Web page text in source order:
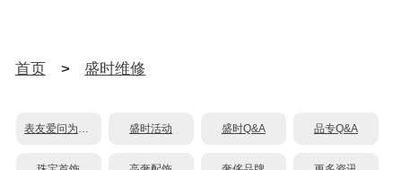
首页 > 盛时维修
表友爱问为什么？ 盛时活动 盛时Q&A 品专Q&A